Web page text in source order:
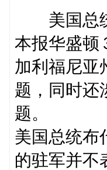
美国总统
本报华盛顿
加利福尼亚
题，同时还
题。
美国总统布
的驻军并不